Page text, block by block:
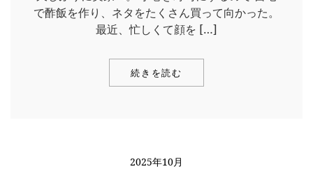
で酢飯を作り、ネタをたくさん買って向かった。
最近、忙しくて顔を […]
続きを読む
2025年10月